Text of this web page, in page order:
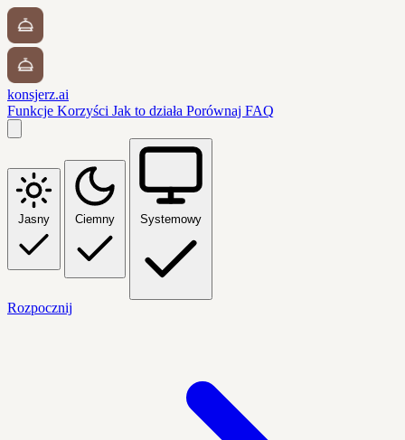
konsjerz.ai
Funkcje Korzyści Jak to działa Porównaj FAQ
Jasny Ciemny Systemowy
Rozpocznij